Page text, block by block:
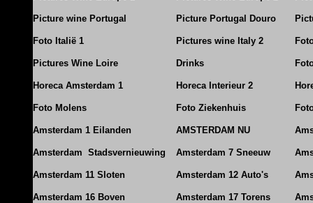
Picture wine Portugal Picture Portugal Douro
Foto Italië 1 Pictures wine Italy 2
Pictures Wine Loire Drinks
Horeca Amsterdam 1 Horeca Interieur 2
Foto Molens Foto Ziekenhuis
Amsterdam 1 Eilanden AMSTERDAM NU
Amsterdam Stadsvernieuwing Amsterdam 7 Sneeuw
Amsterdam 11 Sloten Amsterdam 12 Auto's
Amsterdam 16 Boven Amsterdam 17 Torens